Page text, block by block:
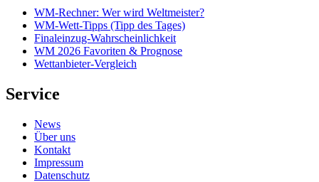
WM-Rechner: Wer wird Weltmeister?
WM-Wett-Tipps (Tipp des Tages)
Finaleinzug-Wahrscheinlichkeit
WM 2026 Favoriten & Prognose
Wettanbieter-Vergleich
Service
News
Über uns
Kontakt
Impressum
Datenschutz